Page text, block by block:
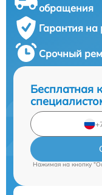
обращения
Гарантия на
Срочный
Бесплатная
Нажимая на кнопку